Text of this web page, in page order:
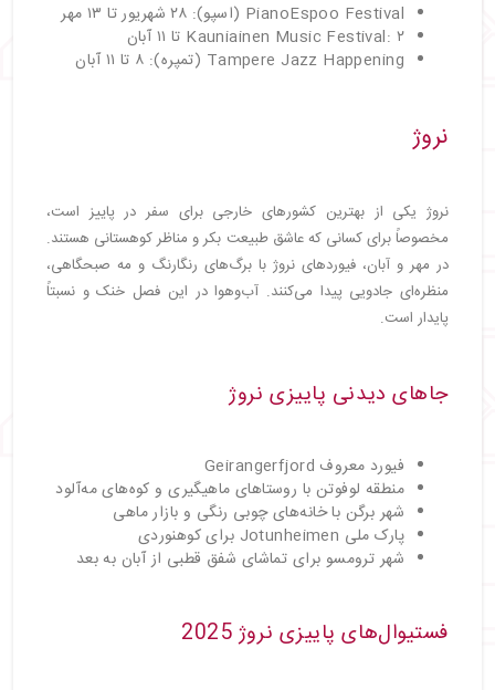
PianoEspoo Festival (اسپو): ۲۸ شهریور تا ۱۳ مهر
Kauniainen Music Festival: ۲ تا ۱۱ آبان
Tampere Jazz Happening (تمپره): ۸ تا ۱۱ آبان
نروژ
نروژ یکی از بهترین کشورهای خارجی برای سفر در پاییز است،
مخصوصاً برای کسانی که عاشق طبیعت بکر و مناظر کوهستانی هستند.
در مهر و آبان، فیوردهای نروژ با برگ‌های رنگارنگ و مه صبحگاهی،
منظره‌ای جادویی پیدا می‌کنند. آب‌وهوا در این فصل خنک و نسبتاً
پایدار است.
جاهای دیدنی پاییزی نروژ
فیورد معروف Geirangerfjord
منطقه لوفوتن با روستاهای ماهیگیری و کوه‌های مه‌آلود
شهر برگن با خانه‌های چوبی رنگی و بازار ماهی
پارک ملی Jotunheimen برای کوهنوردی
شهر ترومسو برای تماشای شفق قطبی از آبان به بعد
فستیوال‌های پاییزی نروژ 2025